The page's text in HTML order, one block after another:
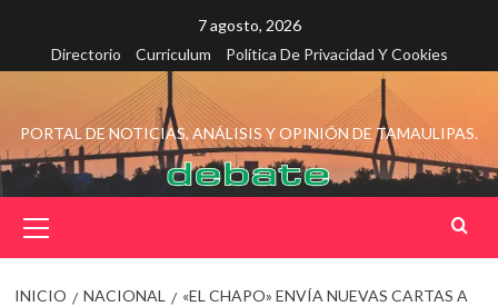
contenido
7 agosto, 2026
Directorio
Curriculum Política De Privacidad Y Cookies
PORTAL DE NOTICIAS, ANÁLISIS Y OPINIÓN DE TAMAULIPAS.
principal
INICIO NACIONAL
«EL CHAPO» ENVÍA NUEVAS CARTAS A